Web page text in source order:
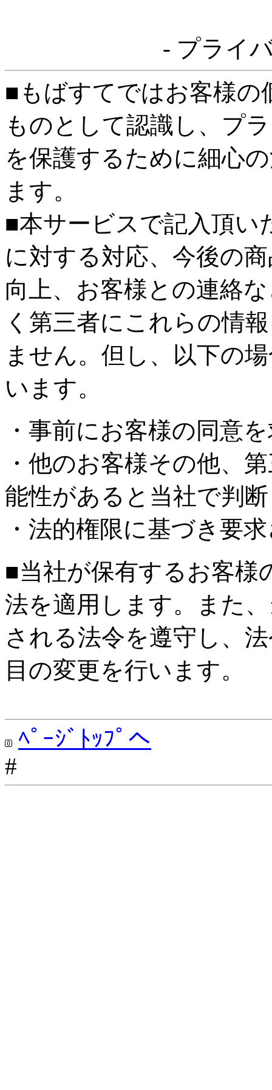
- プライ
■もばすてではお客様の
ものとして認識し、プ
を保護するために細心
ます。
■本サービスで記入頂い
に対する対応、今後の
向上、お客様との連絡
く第三者にこれらの情
ません。但し、以下の
います。
・事前にお客様の同意
・他のお客様その他、
能性があると当社で判
・法的権限に基づき要
■当社が保有するお客様
法を適用します。また
される法令を遵守し、
目の変更を行います。
ﾍﾟｰｼﾞﾄｯﾌﾟへ
#